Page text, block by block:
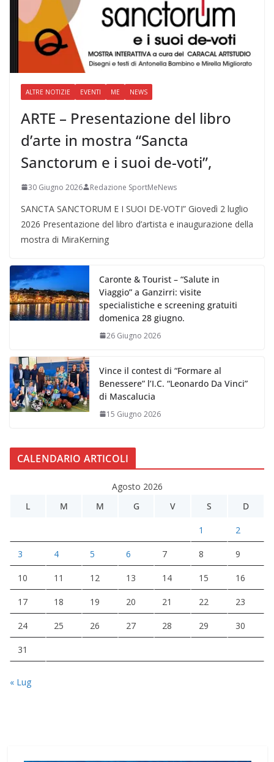
ALTRE NOTIZIE EVENTI ME NEWS
ARTE – Presentazione del libro
d’arte in mostra “Sancta
Sanctorum e i suoi de-voti”,
30 Giugno 2026 Redazione SportMeNews
SANCTA SANCTORUM E I SUOI DE-VOTI” Giovedì 2 luglio
2026 Presentazione del libro d’artista e inaugurazione della
mostra di MiraKerning
Caronte & Tourist – “Salute in
Viaggio” a Ganzirri: visite
specialistiche e screening gratuiti
domenica 28 giugno.
26 Giugno 2026
Vince il contest di “Formare al
Benessere” l’I.C. “Leonardo Da Vinci”
di Mascalucia
15 Giugno 2026
CALENDARIO ARTICOLI
Agosto 2026
L
M M G V S D
1 2
3 4 5 6 7 8 9
10 11 12 13 14 15 16
17 18 19 20 21 22 23
24 25 26 27 28 29 30
31
« Lug